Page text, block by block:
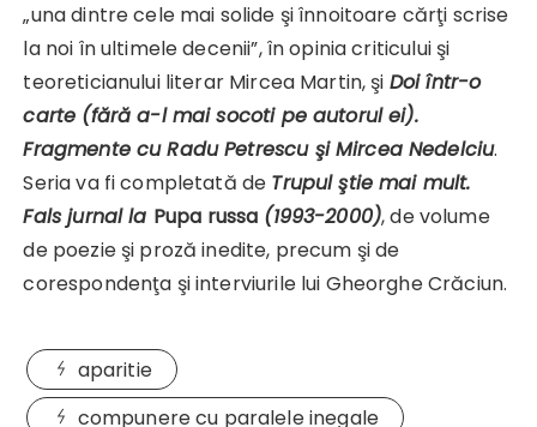
„una dintre cele mai solide şi înnoitoare cărţi scrise
la noi în ultimele decenii”, în opinia criticului şi
teoreticianului literar Mircea Martin, şi Doi într-o
carte (fără a-l mai socoti pe autorul ei).
Fragmente cu Radu Petrescu şi Mircea Nedelciu.
Seria va fi completată de Trupul ştie mai mult.
Fals jurnal la Pupa russa (1993-2000), de volume
de poezie şi proză inedite, precum şi de
corespondenţa şi interviurile lui Gheorghe Crăciun.
aparitie
compunere cu paralele inegale